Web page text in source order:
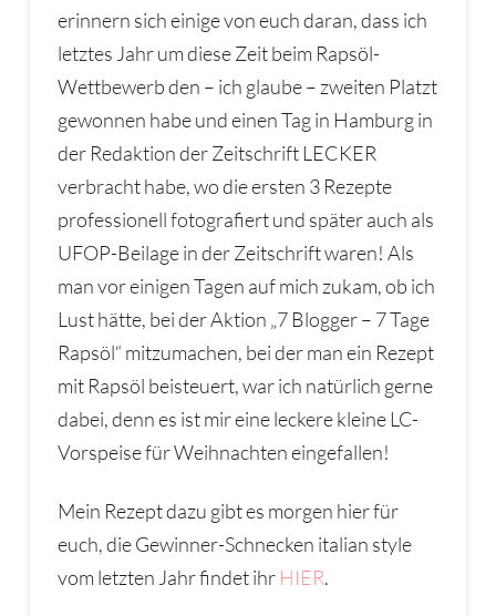
erinnern sich einige von euch daran, dass ich
letztes Jahr um diese Zeit beim Rapsöl-
Wettbewerb den – ich glaube – zweiten Platzt
gewonnen habe und einen Tag in Hamburg in
der Redaktion der Zeitschrift LECKER
verbracht habe, wo die ersten 3 Rezepte
professionell fotografiert und später auch als
UFOP-Beilage in der Zeitschrift waren! Als
man vor einigen Tagen auf mich zukam, ob ich
Lust hätte, bei der Aktion „7 Blogger – 7 Tage
Rapsöl“ mitzumachen, bei der man ein Rezept
mit Rapsöl beisteuert, war ich natürlich gerne
dabei, denn es ist mir eine leckere kleine LC-
Vorspeise für Weihnachten eingefallen!
Mein Rezept dazu gibt es morgen hier für
euch, die Gewinner-Schnecken italian style
vom letzten Jahr findet ihr HIER.